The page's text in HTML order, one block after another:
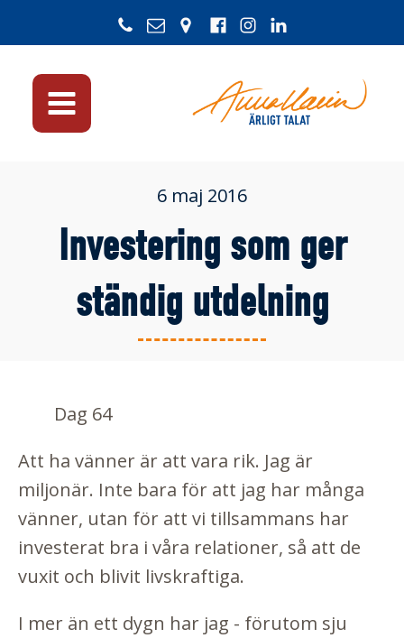
6 maj 2016
Investering som ger
ständig utdelning
Dag 64
Att ha vänner är att vara rik. Jag är
miljonär. Inte bara för att jag har många
vänner, utan för att vi tillsammans har
investerat bra i våra relationer, så att de
vuxit och blivit livskraftiga.
I mer än ett dygn har jag - förutom sju